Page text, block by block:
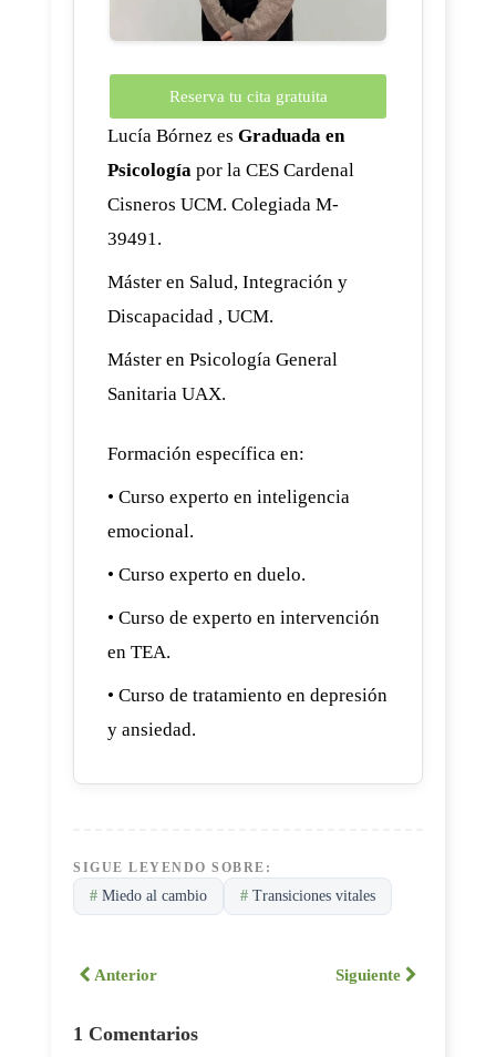
Reserva tu cita gratuita
Lucía Bórnez es Graduada en
Psicología por la CES Cardenal
Cisneros UCM. Colegiada M-
39491.
Máster en Salud, Integración y
Discapacidad , UCM.
Máster en Psicología General
Sanitaria UAX.
Formación específica en:
• Curso experto en inteligencia
emocional.
• Curso experto en duelo.
• Curso de experto en intervención
en TEA.
• Curso de tratamiento en depresión
y ansiedad.
SIGUE LEYENDO SOBRE:
# Miedo al cambio # Transiciones vitales
Anterior Siguiente
1 Comentarios